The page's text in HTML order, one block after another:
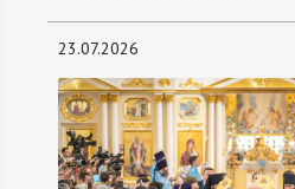
23.07.2026